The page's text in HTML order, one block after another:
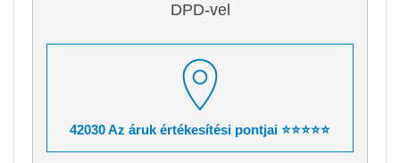
DPD-vel
42030 Az áruk értékesítési pontjai ⭐⭐⭐⭐⭐